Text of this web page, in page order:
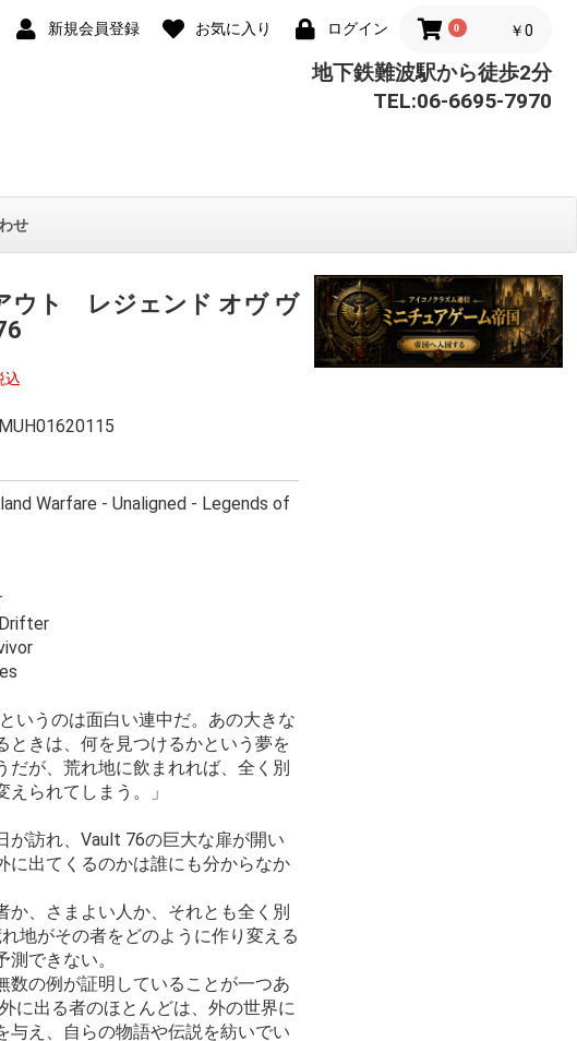
新規会員登録 お気に入り ログイン 0 ￥0
地下鉄難波駅から徒歩2分
TEL:06-6695-7970
せ
ウト レジェンド オヴ ヴ
込
MUH01620115
Warfare - Unaligned - Legends of
いうのは面白い連中だ。あの大きな
ときは、何を見つけるかという夢を
だが、荒れ地に飲まれれば、全く別
えられてしまう。」
が訪れ、Vault 76の巨大な扉が開い
に出てくるのかは誰にも分からなか
か、さまよい人か、それとも全く別
地がその者をどのように作り変える
測できない。
数の例が証明していることが一つあ
に出る者のほとんどは、外の世界に
与え、自らの物語や伝説を紡いでい